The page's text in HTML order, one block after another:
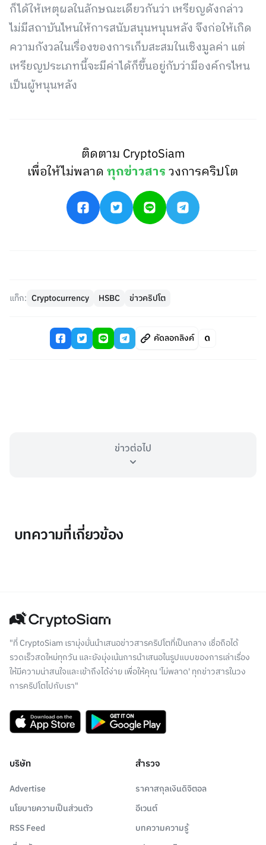
ก็ได้ให้เหตุผลในลักษณะเดียวกันว่า เหรียญดังกล่าว
ไม่มีสถาบันไหนให้การสนับสนุนหนุนหลัง จึงก่อให้เกิด
ความกังวลในเรื่องของการเก็บสะสมในเชิงมูลค่า แต่
เหรียญประเภทนี้จะมีค่าได้ก็ขึ้นอยู่กับว่ามีองค์กรไหน
เป็นผู้หนุนหลัง
ติดตาม CryptoSiam
เพื่อให้ไม่พลาดทุกข่าวสารวงการคริปโต
แท็ก: Cryptocurrency HSBC ข่าวคริปโต
คัดลอกลิงค์
ข่าวต่อไป
บทความที่เกี่ยวข้อง
"ที่ CryptoSiam เรามุ่งมั่นนำเสนอข่าวสารคริปโตที่เป็นกลาง เชื่อถือได้
รวดเร็วสดใหม่ทุกวัน และยังมุ่งเน้นการนำเสนอในรูปแบบของการเล่าเรื่อง
ให้มีความน่าสนใจและเข้าถึงได้ง่าย เพื่อให้คุณ 'ไม่พลาด' ทุกข่าวสารในวง
การคริปโตไปกับเรา"
บริษัท
Advertise
นโยบายความเป็นส่วนตัว
RSS Feed
สำรวจ
ราคาสกุลเงินดิจิตอล
อีเวนต์
บทความความรู้